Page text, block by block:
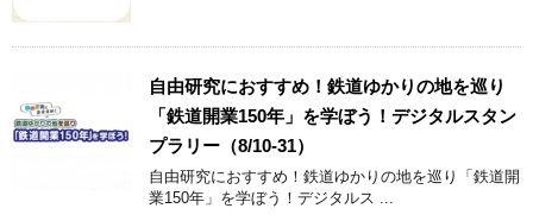
自由研究におすすめ！鉄道ゆかりの地を巡り
「鉄道開業150年」を学ぼう！デジタルスタン
プラリー（8/10-31）
自由研究におすすめ！鉄道ゆかりの地を巡り「鉄道開
業150年」を学ぼう！デジタルス ...